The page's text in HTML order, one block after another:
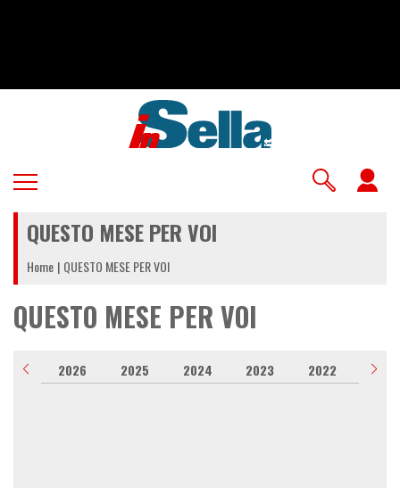
QUESTO MESE PER VOI
Home QUESTO MESE PER VOI
QUESTO MESE PER VOI
2026 2025 2024 2023 2022 2021